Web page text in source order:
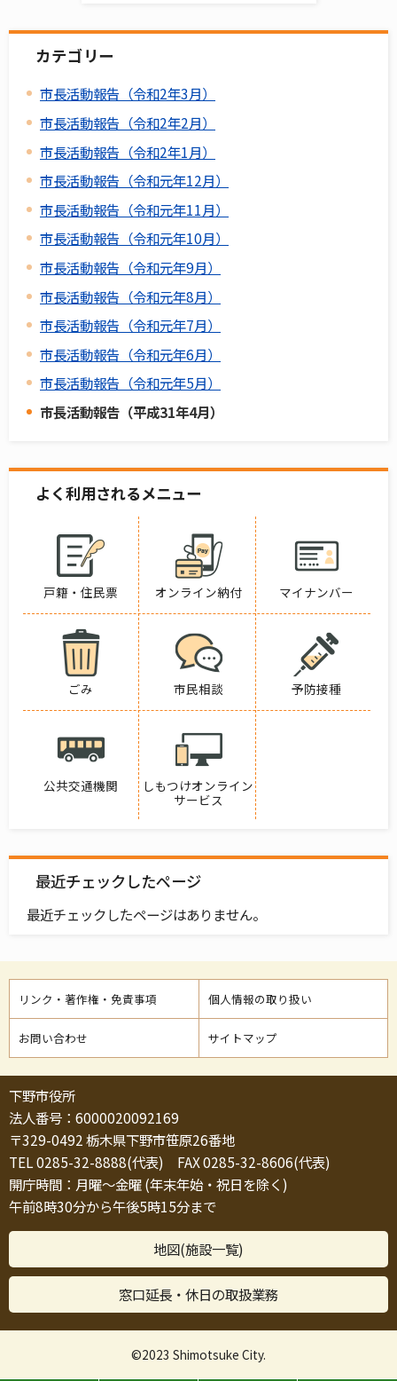
カテゴリー
市長活動報告（令和2年3月）
市長活動報告（令和2年2月）
市長活動報告（令和2年1月）
市長活動報告（令和元年12月）
市長活動報告（令和元年11月）
市長活動報告（令和元年10月）
市長活動報告（令和元年9月）
市長活動報告（令和元年8月）
市長活動報告（令和元年7月）
市長活動報告（令和元年6月）
市長活動報告（令和元年5月）
市長活動報告（平成31年4月）
よく利用されるメニュー
戸籍・住民票 オンライン納付 マイナンバー
ごみ 市民相談 予防接種
公共交通機関
しもつけオンライン
サービス
最近チェックしたページ
最近チェックしたページはありません。
リンク・著作権・免責事項 個人情報の取り扱い
お問い合わせ サイトマップ
下野市役所
法人番号：6000020092169
〒329-0492 栃木県下野市笹原26番地
TEL 0285-32-8888(代表) FAX 0285-32-8606(代表)
開庁時間：月曜～金曜 (年末年始・祝日を除く)
午前8時30分から午後5時15分まで
地図(施設一覧)
窓口延長・休日の取扱業務
©2023 Shimotsuke City.